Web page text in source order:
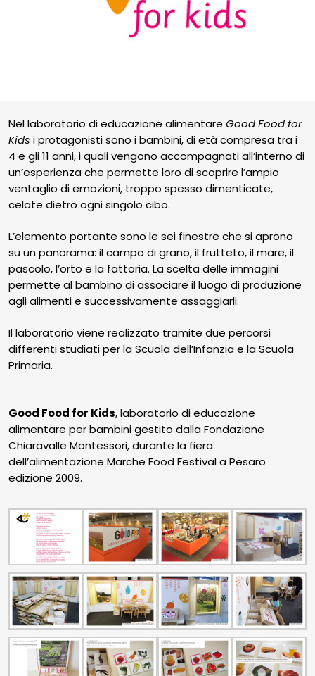
Stories
Podcast
Our
Mood
Nel laboratorio di educazione alimentare Good Food for
Kids i protagonisti sono i bambini, di età compresa tra i
4 e gli 11 anni, i quali vengono accompagnati all’interno di
un’esperienza che permette loro di scoprire l’ampio
ventaglio di emozioni, troppo spesso dimenticate,
celate dietro ogni singolo cibo.
L’elemento portante sono le sei finestre che si aprono
su un panorama: il campo di grano, il frutteto, il mare, il
pascolo, l’orto e la fattoria. La scelta delle immagini
permette al bambino di associare il luogo di produzione
agli alimenti e successivamente assaggiarli.
Il laboratorio viene realizzato tramite due percorsi
differenti studiati per la Scuola dell’Infanzia e la Scuola
Primaria.
Good Food for Kids, laboratorio di educazione
alimentare per bambini gestito dalla Fondazione
Chiaravalle Montessori, durante la fiera
dell’alimentazione Marche Food Festival a Pesaro
edizione 2009.